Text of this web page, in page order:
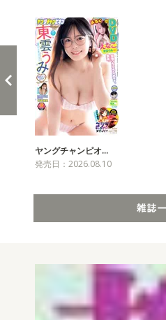
ヤングチャンピオ…
発売日：2026.08.10